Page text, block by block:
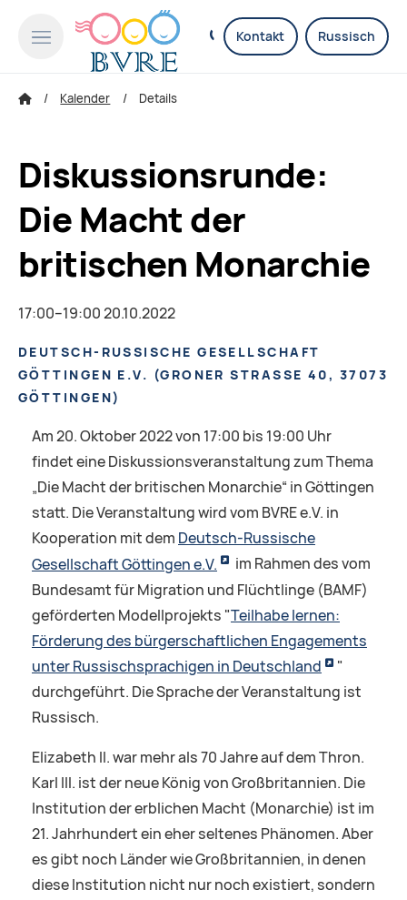
Kontakt Russisch
Kalender Details
Diskussionsrunde:
Die Macht der
britischen Monarchie
17:00–19:00 20.10.2022
DEUTSCH-RUSSISCHE GESELLSCHAFT
GÖTTINGEN E.V. (GRONER STRASSE 40, 37073 G
ÖTTINGEN
)
Am 20. Oktober 2022 von 17:00 bis 19:00 Uhr
findet eine Diskussionsveranstaltung zum Thema
„Die Macht der britischen Monarchie“ in Göttingen
statt. Die Veranstaltung wird vom BVRE e.V. in
Kooperation mit dem Deutsch-Russische
Gesellschaft Göttingen e.V.
im Rahmen des vom
Bundesamt für Migration und Flüchtlinge (BAMF)
geförderten Modellprojekts "Teilhabe lernen:
Förderung des bürgerschaftlichen Engagements
unter Russischsprachigen in Deutschland
"
durchgeführt. Die Sprache der Veranstaltung ist
Russisch.
Elizabeth II. war mehr als 70 Jahre auf dem Thron.
Karl III. ist der neue König von Großbritannien. Die
Institution der erblichen Macht (Monarchie) ist im
21. Jahrhundert ein eher seltenes Phänomen. Aber
es gibt noch Länder wie Großbritannien, in denen
diese Institution nicht nur noch existiert, sondern